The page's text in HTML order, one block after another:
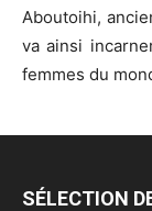
Aboutoihi,
va ainsi
femmes du
SÉLECTION